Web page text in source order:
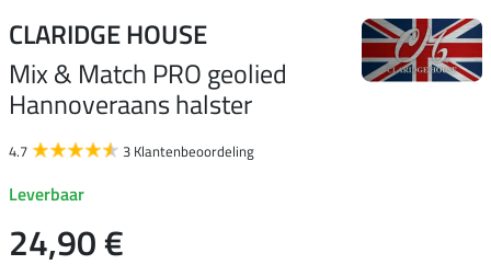
CLARIDGE HOUSE
Mix & Match PRO geolied
Hannoveraans halster
4.7 3 Klantenbeoordeling
Leverbaar
24,90 €